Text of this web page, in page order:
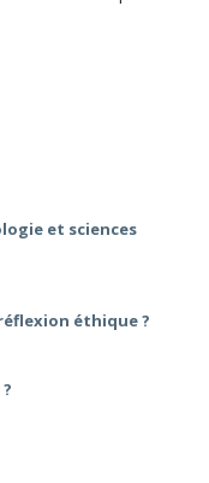
et sciences
éthique ?